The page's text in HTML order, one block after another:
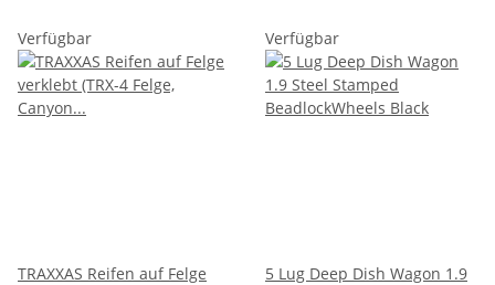
Verfügbar
TRAXXAS Reifen auf Felge
Verfügbar
5 Lug Deep Dish Wagon 1.9